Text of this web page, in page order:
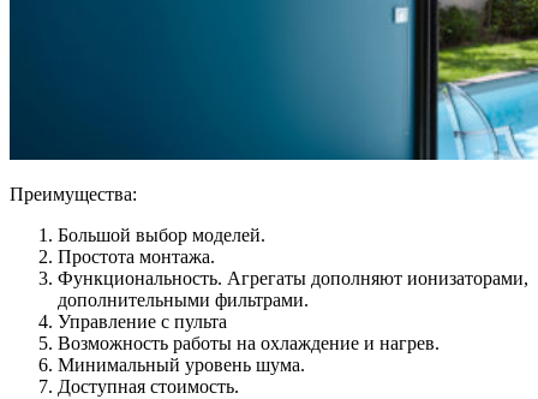
Преимущества:
Большой выбор моделей.
Простота монтажа.
Функциональность. Агрегаты дополняют ионизаторами,
дополнительными фильтрами.
Управление с пульта
Возможность работы на охлаждение и нагрев.
Минимальный уровень шума.
Доступная стоимость.